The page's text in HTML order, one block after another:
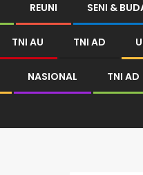
REUNI SENI &
TNI AU TNI AD
NASIONAL TNI AD